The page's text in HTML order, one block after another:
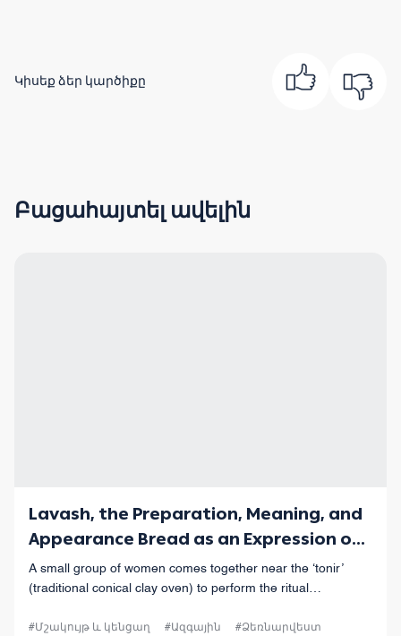
Կիսեք ձեր կարծիքը
Բացահայտել ավելին
Lavash, the Preparation, Meaning, and
Appearance Bread as an Expression of
Culture in Armenia
A small group of women comes together near the ‘tonir’
(traditional conical clay oven) to perform the ritual
#Մշակույթ և կենցաղ #Ազգային #Ձեռնարվեստ